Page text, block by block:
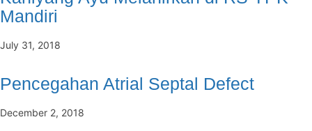
Mandiri
July 31, 2018
Pencegahan Atrial Septal Defect
December 2, 2018